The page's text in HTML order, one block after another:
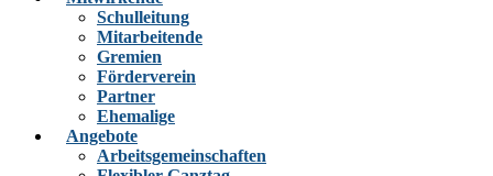
Schulleitung
Mitarbeitende
Gremien
Förderverein
Partner
Ehemalige
Angebote
Arbeitsgemeinschaften